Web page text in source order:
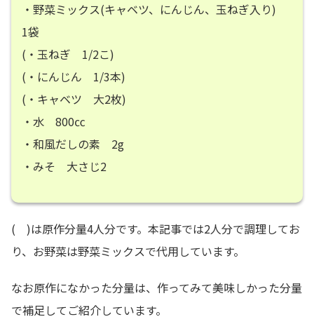
・野菜ミックス(キャベツ、にんじん、玉ねぎ入り)
1袋
(・玉ねぎ 1/2こ)
(・にんじん 1/3本)
(・キャベツ 大2枚)
・水 800㏄
・和風だしの素 2g
・みそ 大さじ2
( )は原作分量4人分です。本記事では2人分で調理してお
り、お野菜は野菜ミックスで代用しています。
なお原作になかった分量は、作ってみて美味しかった分量
で補足してご紹介しています。